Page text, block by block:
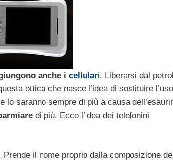
anche i cellulari. Liberarsi dal
ottica che nasce l’idea di sostituire
saranno sempre di più a causa
di più. Ecco l’idea dei telefonini
. Prende il nome proprio dalla composizione